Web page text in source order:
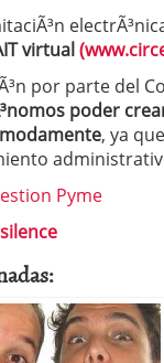
virtual
por parte del
poder
, ya
Pyme